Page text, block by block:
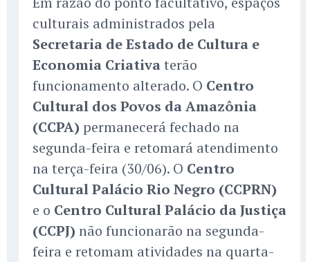
culturais administrados pela
Secretaria de Estado de Cultura e
Economia Criativaterão
funcionamento alterado. O Centro
Cultural dos Povos da Amazônia
(CCPA) permanecerá fechado na
segunda-feira e retomará atendimento
na terça-feira (30/06). O Centro
Cultural Palácio Rio Negro (CCPRN)
e o Centro Cultural Palácio da Justiça
(CCPJ) não funcionarão na segunda-
feira e retomam atividades na quarta-